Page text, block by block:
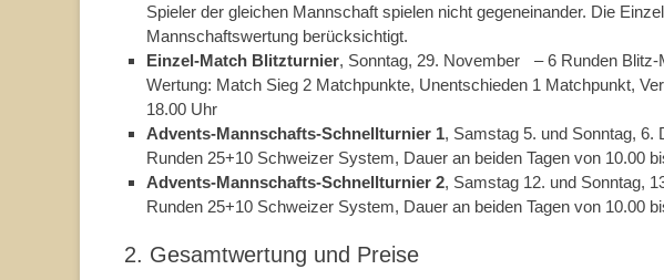
Spieler der gleichen Mannschaft spielen nicht gegeneinander. Die
Mannschaftswertung berücksichtigt.
Einzel-Match Blitzturnier, Sonntag, 29. November – 6 Runden
Wertung: Match Sieg 2 Matchpunkte, Unentschieden 1 Matchpunkt,
18.00 Uhr
Advents-Mannschafts-Schnellturnier 1, Samstag 5. und Sonntag,
Runden 25+10 Schweizer System, Dauer an beiden Tagen von 10.00
Advents-Mannschafts-Schnellturnier 2, Samstag 12. und Sonntag,
Runden 25+10 Schweizer System, Dauer an beiden Tagen von 10.00
2. Gesamtwertung und Preise